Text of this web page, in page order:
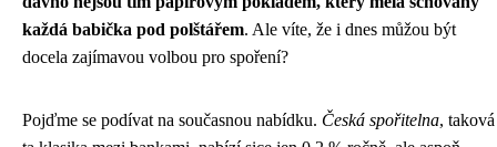
každá babička pod polštářem. Ale víte, že i dnes můžou být
docela zajímavou volbou pro spoření?
Pojďme se podívat na současnou nabídku. Česká spořitelna, taková